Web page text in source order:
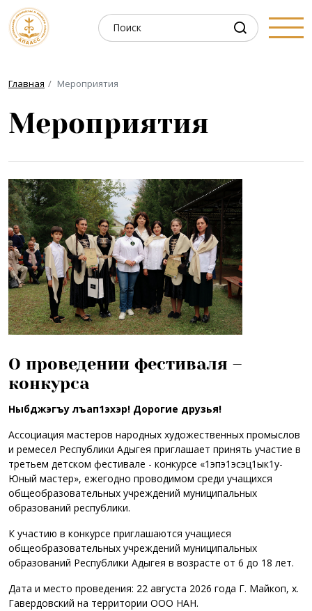
Главная Мероприятия
Мероприятия
О проведении фестиваля –
конкурса
Ныбджэгъу лъап1эхэр! Дорогие друзья!
Ассоциация мастеров народных художественных промыслов
и ремесел Республики Адыгея приглашает принять участие в
третьем детском фестивале - конкурсе «1эпэ1эсэц1ык1у-
Юный мастер», ежегодно проводимом среди учащихся
общеобразовательных учреждений муниципальных
образований республики.
К участию в конкурсе приглашаются учащиеся
общеобразовательных учреждений муниципальных
образований Республики Адыгея в возрасте от 6 до 18 лет.
Дата и место проведения: 22 августа 2026 года Г. Майкоп, х.
Гавердовский на территории ООО НАН.